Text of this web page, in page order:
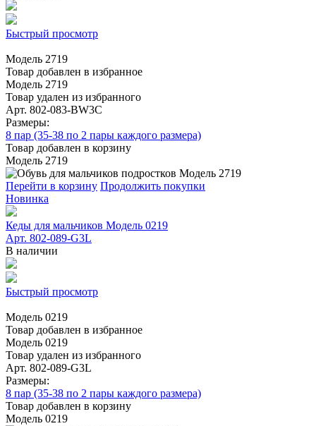
Быстрый просмотр
Модель 2719
Товар добавлен в избранное
Модель 2719
Товар удален из избранного
Арт. 802-083-BW3C
Размеры:
8 пар (35-38 по 2 пары каждого размера)
Товар добавлен в корзину
Модель 2719
Перейти в корзину Продолжить покупки
Новинка
Кеды для мальчиков Модель 0219
Арт. 802-089-G3L
В наличии
Быстрый просмотр
Модель 0219
Товар добавлен в избранное
Модель 0219
Товар удален из избранного
Арт. 802-089-G3L
Размеры:
8 пар (35-38 по 2 пары каждого размера)
Товар добавлен в корзину
Модель 0219